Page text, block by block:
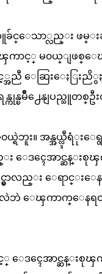
ယူခ်င္ေသာ္လည္း ဖမ္း
ၾကာင့္ မ၀ယ္ျဖစ္
င့္အညီ ေဆြးေႏြးညိွ
ၿမိဳ႕ေနျပည္သူတစ္ဦ
။ အန္အယ္လ္ဒီရံုးေရွ႕
ဒၚေအာင္ဆန္းစုၾ
င္မွာလည္း ေရာင္
လဲဘဲ ေၾကာက္ေနရ
င့္ ေဒၚေအာင္ဆန္း